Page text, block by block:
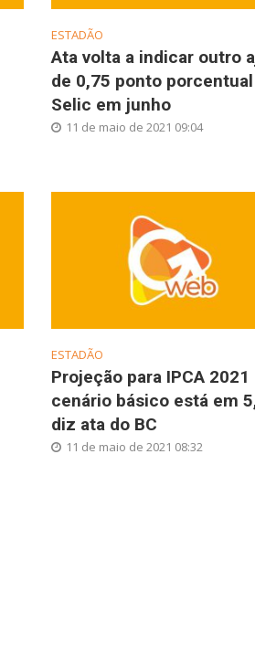
ESTADÃO
Ata volta a indicar outro
de 0,75 ponto
Selic em junho
11 de maio de 2021 09:04
ESTADÃO
Projeção para IPCA 2021
cenário básico está em
diz ata do BC
11 de maio de 2021 08:32